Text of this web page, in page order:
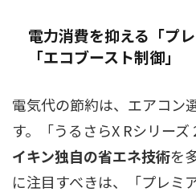
電力消費を抑える「プ
「エコブースト制御」
電気代の節約は、エアコン
す。「うるさらX Rシリーズ
イキン独自の省エネ技術を
に注目すべきは、「プレミ